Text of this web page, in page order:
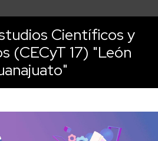
Científicos y
(CECyT 17) "León